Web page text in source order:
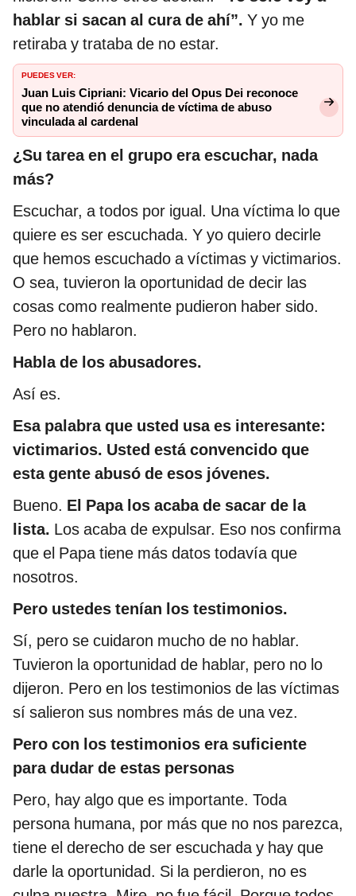
hablar si sacan al cura de ahí”. Y yo me
retiraba y trataba de no estar.
PUEDES VER:
Juan Luis Cipriani: Vicario del Opus Dei reconoce
que no atendió denuncia de víctima de abuso
vinculada al cardenal
¿Su tarea en el grupo era escuchar, nada
más?
Escuchar, a todos por igual. Una víctima lo que
quiere es ser escuchada. Y yo quiero decirle
que hemos escuchado a víctimas y victimarios.
O sea, tuvieron la oportunidad de decir las
cosas como realmente pudieron haber sido.
Pero no hablaron.
Habla de los abusadores.
Así es.
Esa palabra que usted usa es interesante:
victimarios. Usted está convencido que
esta gente abusó de esos jóvenes.
Bueno. El Papa los acaba de sacar de la
lista. Los acaba de expulsar. Eso nos confirma
que el Papa tiene más datos todavía que
nosotros.
Pero ustedes tenían los testimonios.
Sí, pero se cuidaron mucho de no hablar.
Tuvieron la oportunidad de hablar, pero no lo
dijeron. Pero en los testimonios de las víctimas
sí salieron sus nombres más de una vez.
Pero con los testimonios era suficiente
para dudar de estas personas
Pero, hay algo que es importante. Toda
persona humana, por más que no nos parezca,
tiene el derecho de ser escuchada y hay que
darle la oportunidad. Si la perdieron, no es